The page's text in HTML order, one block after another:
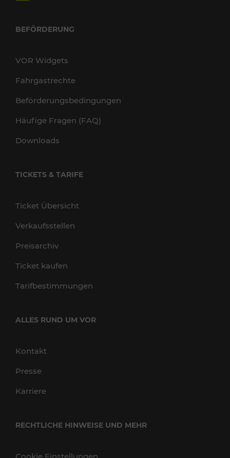
BEFÖRDERUNG
VOR Widgets
Fahrgastrechte
Beförderungsbedingungen
Häufige Fragen (FAQ)
Downloads
TICKETS & TARIFE
Ticket Übersicht
Verkaufsstellen
Preisarchiv
Ticket kaufen
Tarifbestimmungen
ALLES RUND UM VOR
Kontakt
Presse
Karriere
RECHTLICHE HINWEISE UND MEHR